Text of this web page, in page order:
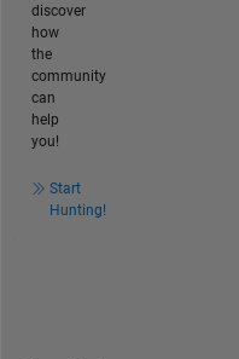
discover
how
the
community
can
help
you!
Start
Hunting!